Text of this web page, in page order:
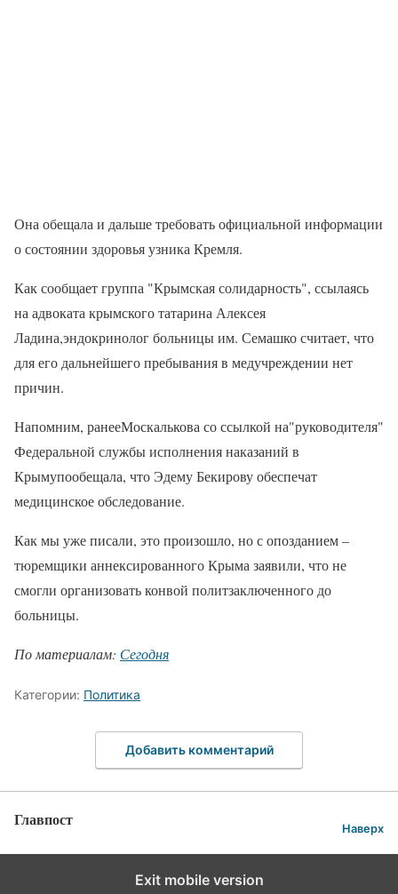
Она обещала и дальше требовать официальной информации
о состоянии здоровья узника Кремля.
Как сообщает группа "Крымская солидарность", ссылаясь
на адвоката крымского татарина Алексея
Ладина,эндокринолог больницы им. Семашко считает, что
для его дальнейшего пребывания в медучреждении нет
причин.
Напомним, ранееМоскалькова со ссылкой на"руководителя"
Федеральной службы исполнения наказаний в
Крымупообещала, что Эдему Бекирову обеспечат
медицинское обследование.
Как мы уже писали, это произошло, но с опозданием –
тюремщики аннексированного Крыма заявили, что не
смогли организовать конвой политзаключенного до
больницы.
По материалам: Сегодня
Категории: Политика
Добавить комментарий
Главпост Наверх
Exit mobile version